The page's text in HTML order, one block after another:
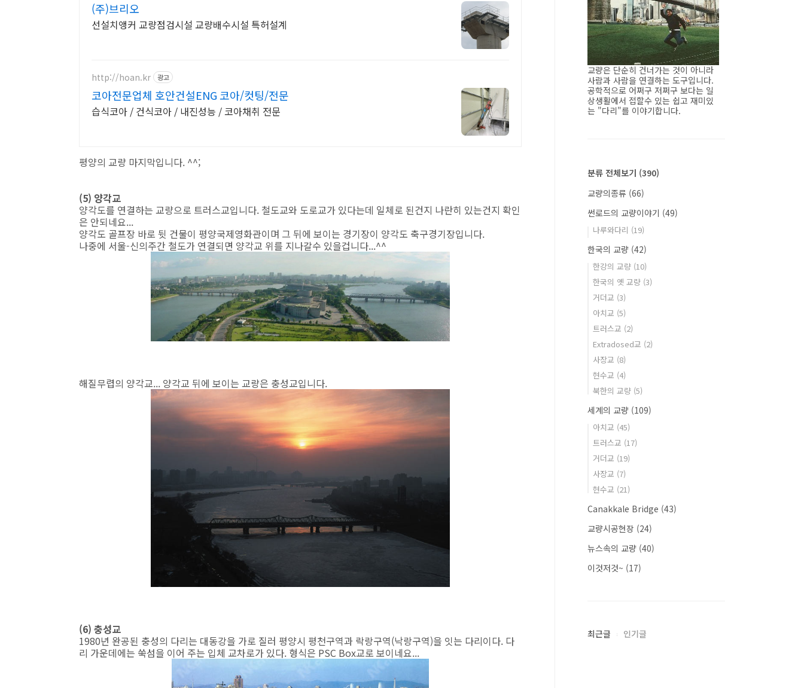
(주)브리오
선설치앵커 교량점검시설 교량배수시설 특허설계
http://hoan.kr 광고
코아전문업체 호안건설ENG 코아/컷팅/전문
습식코아 / 건식코아 / 내진성능 / 코아채취 전문
평양의 교량 마지막입니다. ^^;
(5) 양각교
양각도를 연결하는 교량으로 트러스교입니다. 철도교와 도로교가 있다는데 일체로 된건지 나란히 있는건지 확인
은 안되네요...
양각도 골프장 바로 뒷 건물이 평양국제영화관이며 그 뒤에 보이는 경기장이 양각도 축구경기장입니다.
나중에 서울-신의주간 철도가 연결되면 양각교 위를 지나갈수 있을겁니다...^^
해질무렵의 양각교... 양각교 뒤에 보이는 교량은 충성교입니다.
(6) 충성교
1980년 완공된 충성의 다리는 대동강을 가로 질러 평양시 평천구역과 락랑구역(낙랑구역)을 잇는 다리이다. 다
리 가운데에는 쑥섬을 이어 주는 입체 교차로가 있다. 형식은 PSC Box교로 보이네요...
교량은 단순히 건너가는 것이 아니라
사람과 사람을 연결하는 도구입니다.
공학적으로 어쩌구 저쩌구 보다는 일
상생활에서 접할수 있는 쉽고 재미있
는 "다리"를 이야기합니다.
분류 전체보기 (390)
교량의종류 (66)
썬로드의 교량이야기 (49)
나루와다리 (19)
한국의 교량 (42)
한강의 교량 (10)
한국의 옛 교량 (3)
거더교 (3)
아치교 (5)
트러스교 (2)
Extradosed교 (2)
사장교 (8)
현수교 (4)
북한의 교량 (5)
세계의 교량 (109)
아치교 (45)
트러스교 (17)
거더교 (19)
사장교 (7)
현수교 (21)
Canakkale Bridge (43)
교량시공현장 (24)
뉴스속의 교량 (40)
이것저것~ (17)
최근글 인기글